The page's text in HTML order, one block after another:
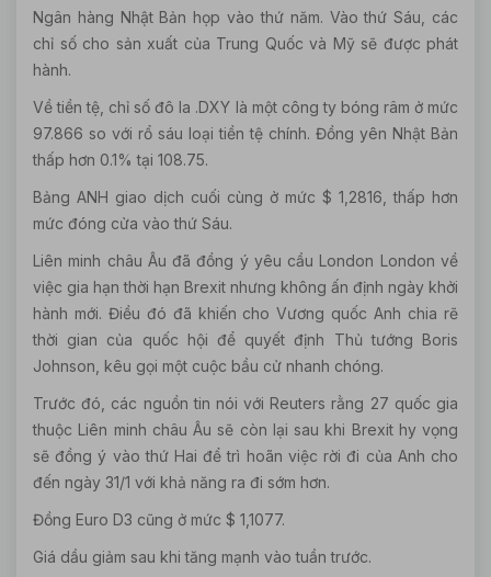
Ngân hàng Nhật Bản họp vào thứ năm. Vào thứ Sáu, các
chỉ số cho sản xuất của Trung Quốc và Mỹ sẽ được phát
hành.
Về tiền tệ, chỉ số đô la .DXY là một công ty bóng râm ở mức
97.866 so với rổ sáu loại tiền tệ chính. Đồng yên Nhật Bản
thấp hơn 0.1% tại 108.75.
Bảng ANH giao dịch cuối cùng ở mức $ 1,2816, thấp hơn
mức đóng cửa vào thứ Sáu.
Liên minh châu Âu đã đồng ý yêu cầu London London về
việc gia hạn thời hạn Brexit nhưng không ấn định ngày khởi
hành mới. Điều đó đã khiến cho Vương quốc Anh chia rẽ
thời gian của quốc hội để quyết định Thủ tướng Boris
Johnson, kêu gọi một cuộc bầu cử nhanh chóng.
Trước đó, các nguồn tin nói với Reuters rằng 27 quốc gia
thuộc Liên minh châu Âu sẽ còn lại sau khi Brexit hy vọng
sẽ đồng ý vào thứ Hai để trì hoãn việc rời đi của Anh cho
đến ngày 31/1 với khả năng ra đi sớm hơn.
Đồng Euro D3 cũng ở mức $ 1,1077.
Giá dầu giảm sau khi tăng mạnh vào tuần trước.